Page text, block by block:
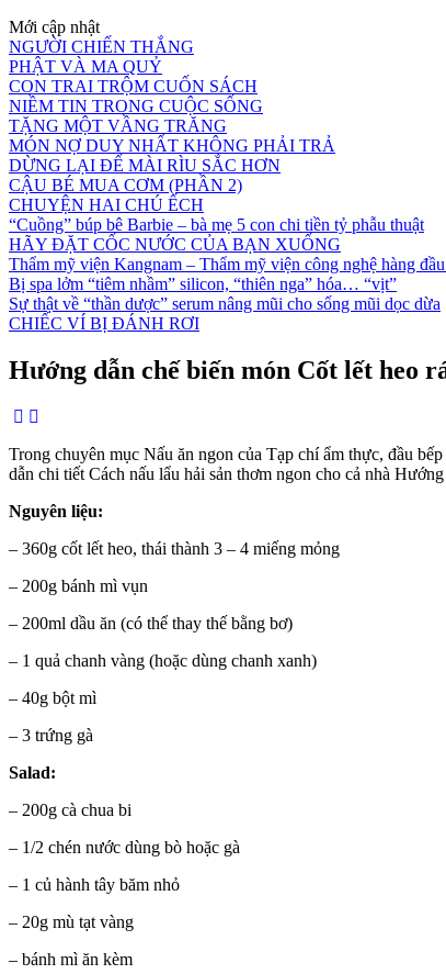
Mới cập nhật
NGƯỜI CHIẾN THẮNG
PHẬT VÀ MA QUỶ
CON TRAI TRỘM CUỐN SÁCH
NIỀM TIN TRONG CUỘC SỐNG
TẶNG MỘT VẦNG TRĂNG
MÓN NỢ DUY NHẤT KHÔNG PHẢI TRẢ
DỪNG LẠI ĐỂ MÀI RÌU SẮC HƠN
CẬU BÉ MUA CƠM (PHẦN 2)
CHUYỆN HAI CHÚ ẾCH
“Cuồng” búp bê Barbie – bà mẹ 5 con chi tiền tỷ phẫu thuật
HÃY ĐẶT CỐC NƯỚC CỦA BẠN XUỐNG
Thẩm mỹ viện Kangnam – Thẩm mỹ viện công nghệ hàng
Bị spa lởm “tiêm nhầm” silicon, “thiên nga” hóa… “vịt”
Sự thật về “thần dược” serum nâng mũi cho sống mũi dọc dừa
CHIẾC VÍ BỊ ĐÁNH RƠI
Hướng dẫn chế biến món Cốt lết heo
Trong chuyên mục Nấu ăn ngon của Tạp chí ẩm thực, đầu
dẫn chi tiết Cách nấu lẩu hải sản thơm ngon cho cả nhà
Nguyên liệu:
– 360g cốt lết heo, thái thành 3 – 4 miếng mỏng
– 200g bánh mì vụn
– 200ml dầu ăn (có thể thay thế bằng bơ)
– 1 quả chanh vàng (hoặc dùng chanh xanh)
– 40g bột mì
– 3 trứng gà
Salad:
– 200g cà chua bi
– 1/2 chén nước dùng bò hoặc gà
– 1 củ hành tây băm nhỏ
– 20g mù tạt vàng
– bánh mì ăn kèm